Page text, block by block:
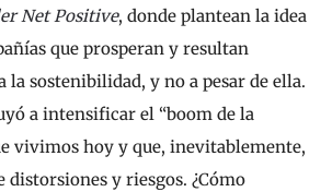
Net Positive, donde plantean la idea
que prosperan y resultan
la sostenibilidad, y no a pesar de ella.
a intensificar el “boom de la
vivimos hoy y que, inevitablemente,
distorsiones y riesgos. ¿Cómo